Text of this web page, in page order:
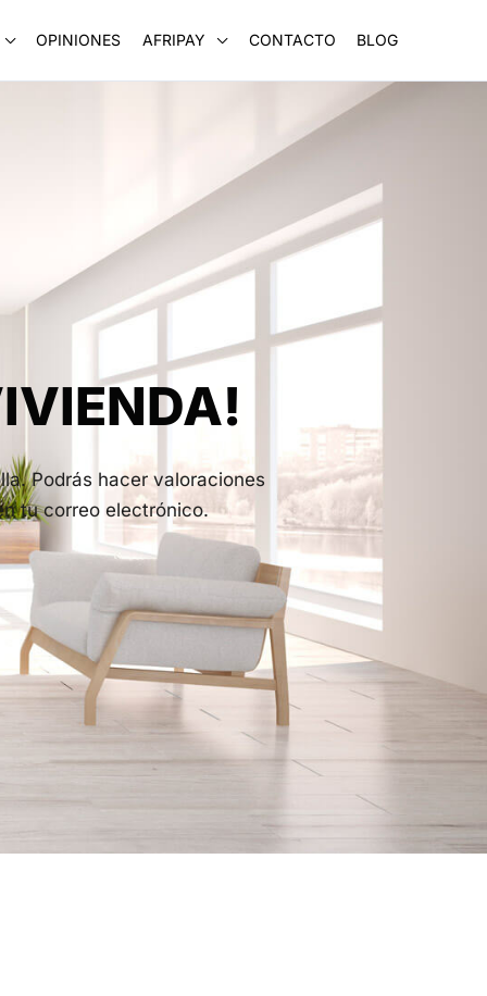
OPINIONES AFRIPAY CONTACTO BLOG
Podrás hacer valoraciones
tu correo electrónico.